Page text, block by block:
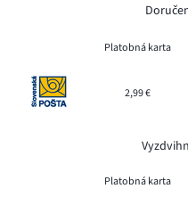
Platobná karta
2,99 €
Platobná karta